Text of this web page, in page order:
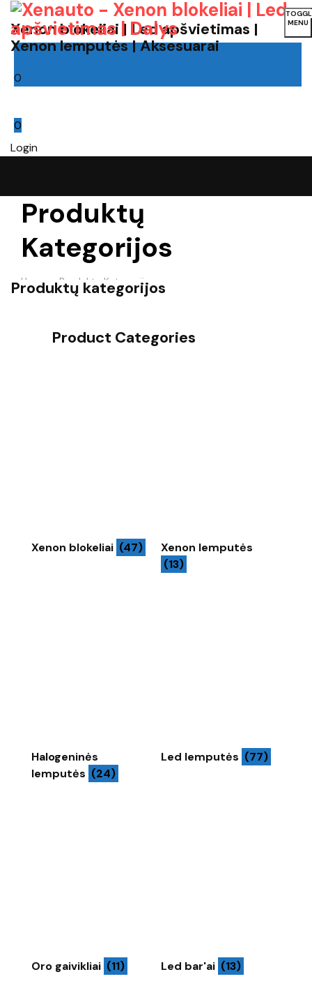
Xenon blokeliai | Led apšvietimas |
Xenon lemputės | Aksesuarai
0
0
Login
MENU
Produktų
Kategorijos
Home - Produktų Kategorijos
Produktų kategorijos
Product Categories
Xenon blokeliai (47)
Xenon lemputės
(13)
Halogeninės
lemputės (24)
Led lemputės (77)
Oro gaivikliai (11) Led bar'ai (13)